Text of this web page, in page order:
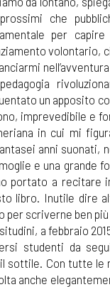
che
per
volontario,
un apposito
imprevedibile e
in cui mi
anni suonati,
e una grande
portato a recitare
libro. Inutile dire
per scriverne ben più
a febbraio
studenti da
sottile. Con tutte
anche